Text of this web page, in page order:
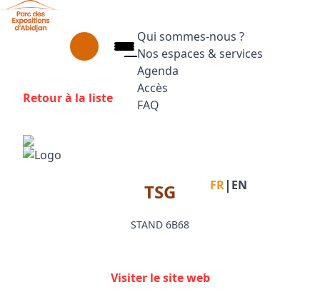
Aller au contenu principal
Qui sommes-nous ?
Nos espaces & services
Agenda
Accès
FAQ
FR| EN
Retour à la liste
TSG
STAND 6B68
Visiter le site web
Panneau de gestion des cookies